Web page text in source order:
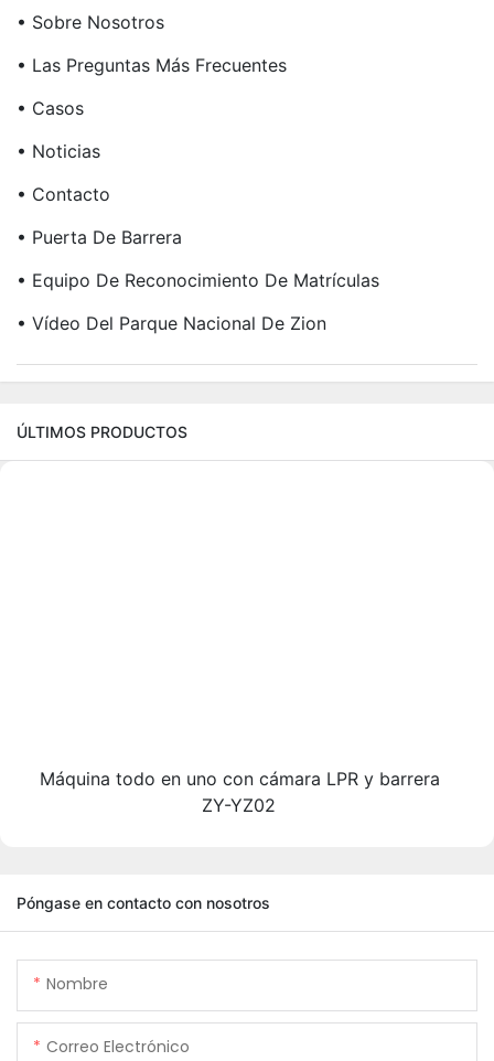
• Sobre Nosotros
• Las Preguntas Más Frecuentes
• Casos
• Noticias
• Contacto
• Puerta De Barrera
• Equipo De Reconocimiento De Matrículas
• Vídeo Del Parque Nacional De Zion
ÚLTIMOS PRODUCTOS
Máquina todo en uno con cámara LPR y barrera
ZY-YZ02
Póngase en contacto con nosotros
Nombre
Correo Electrónico